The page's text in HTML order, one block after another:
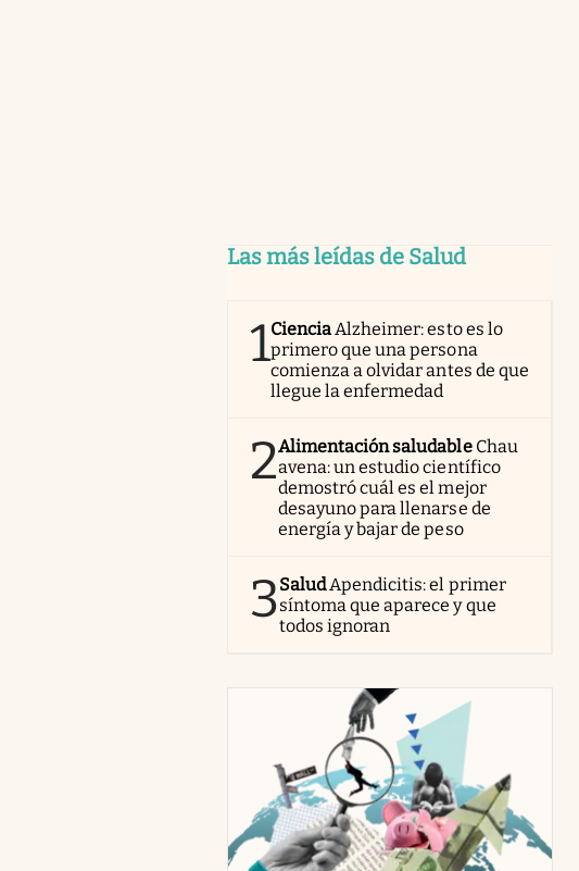
Las más leídas de Salud
1CienciaAlzheimer: esto es lo
primero que una persona
comienza a olvidar antes de que
llegue la enfermedad
2Alimentación saludable Chau
avena: un estudio científico
demostró cuál es el mejor
desayuno para llenarse de
energía y bajar de peso
3SaludApendicitis: el primer
síntoma que aparece y que
todos ignoran